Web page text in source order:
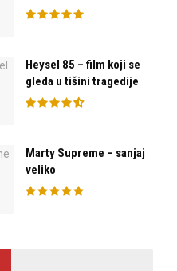
Heysel 85 – film koji se
gleda u tišini tragedije
Marty Supreme – sanjaj
veliko